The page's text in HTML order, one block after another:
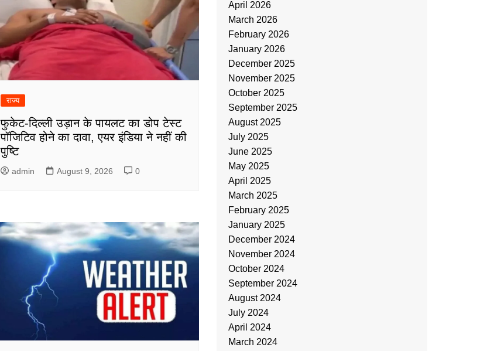
राज्य
फुकेट-दिल्ली उड़ान के पायलट का डोप टेस्ट
पॉजिटिव होने का दावा, एयर इंडिया ने नहीं की
पुष्टि
admin August 9, 2026 0
April 2026
March 2026
February 2026
January 2026
December 2025
November 2025
October 2025
September 2025
August 2025
July 2025
June 2025
May 2025
April 2025
March 2025
February 2025
January 2025
December 2024
November 2024
October 2024
September 2024
August 2024
July 2024
April 2024
March 2024